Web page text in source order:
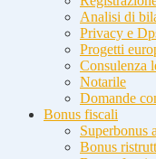
Analisi di
Privacy e
Progetti
Consulenza
Notarile
Domande
Bonus fiscali
Superbonus
Bonus